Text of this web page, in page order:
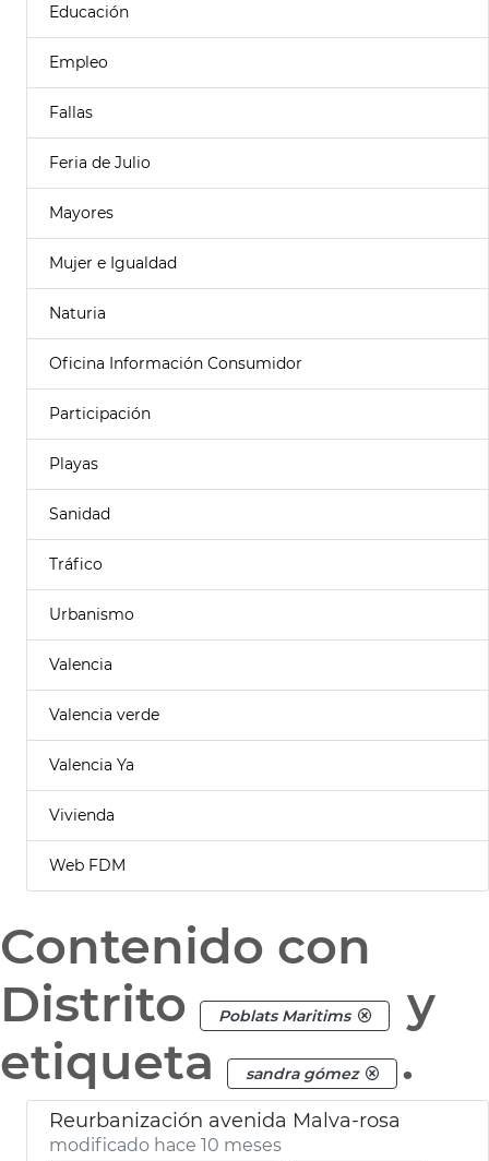
Educación
Empleo
Fallas
Feria de Julio
Mayores
Mujer e Igualdad
Naturia
Oficina Información Consumidor
Participación
Playas
Sanidad
Tráfico
Urbanismo
Valencia
Valencia verde
Valencia Ya
Vivienda
Web FDM
Contenido con
Distrito
Poblats Maritims
y
etiqueta
sandra gómez .
Reurbanización avenida Malva-rosa
modificado hace 10 meses